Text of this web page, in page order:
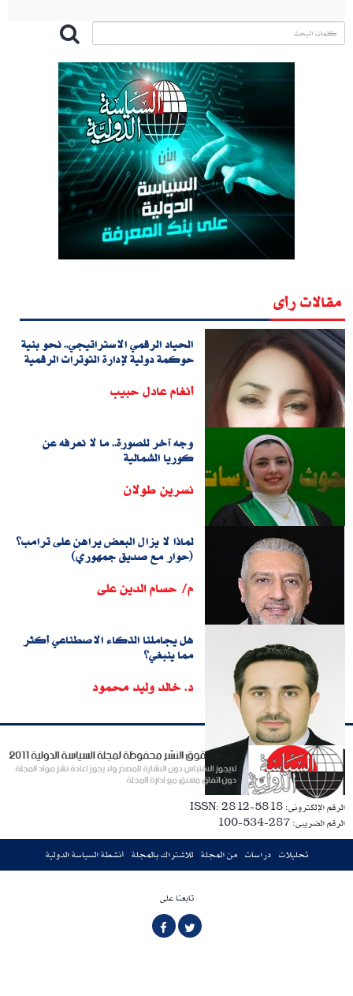
مقالات رأى
الحياد الرقمي الاستراتيجي.. نحو بنية
حوكمة دولية لإدارة التوترات الرقمية
أنغام عادل حبيب
وجه آخر للصورة.. ما لا نعرفه عن
كوريا الشمالية
نسرين طولان
لماذا لا يزال البعض يراهن على ترامب؟
(حوار مع صديق جمهوري)
م/ حسام الدين على
هل يجاملنا الذكاء الاصطناعي أكثر
مما ينبغي؟
د. خالد وليد محمود
الرقم الإلكترونى: ISSN: 2812-5818
الرقم الضريبى: 287-534-100
تحليلات دراسات من المجلة للاشتراك بالمجلة أنشطة السياسة الدولية
تابعنا على